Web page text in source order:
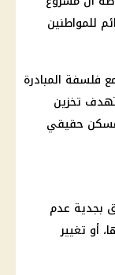
للمواطنين
فلسفة المبادرة
تخزين
مسكن حقيقي
بجدية عدم
أو تغيير